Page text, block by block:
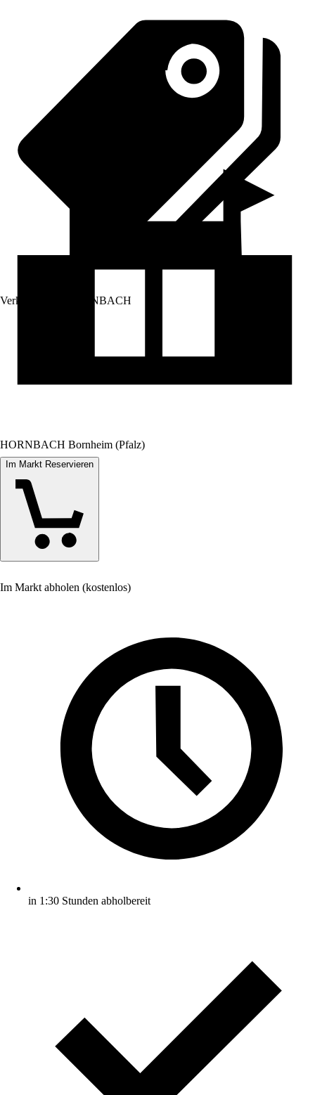
Verkauf durch: HORNBACH
HORNBACH Bornheim (Pfalz)
Im Markt Reservieren
Im Markt abholen (kostenlos)
in 1:30 Stunden abholbereit